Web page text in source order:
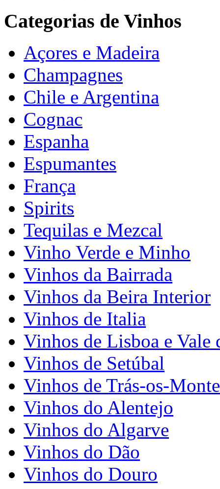
Categorias de Vinhos
Açores e Madeira
Champagnes
Chile e Argentina
Cognac
Espanha
Espumantes
França
Spirits
Tequilas e Mezcal
Vinho Verde e Minho
Vinhos da Bairrada
Vinhos da Beira Interior
Vinhos de Italia
Vinhos de Lisboa e Vale
Vinhos de Setúbal
Vinhos de Trás-os-
Vinhos do Alentejo
Vinhos do Algarve
Vinhos do Dão
Vinhos do Douro